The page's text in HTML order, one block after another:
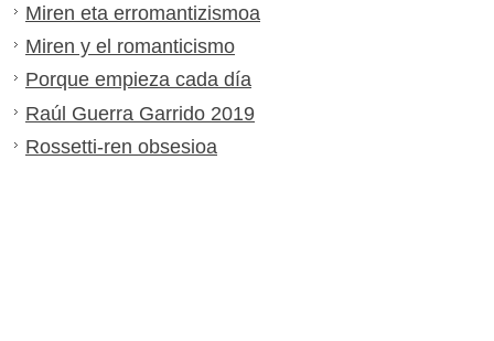
Miren eta erromantizismoa
Miren y el romanticismo
Porque empieza cada día
Raúl Guerra Garrido 2019
Rossetti-ren obsesioa